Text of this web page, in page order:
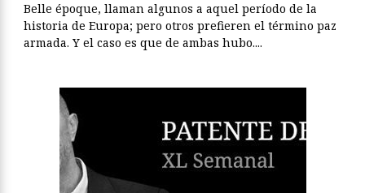
Belle époque, llaman algunos a aquel período de la
historia de Europa; pero otros prefieren el término paz
armada. Y el caso es que de ambas hubo....